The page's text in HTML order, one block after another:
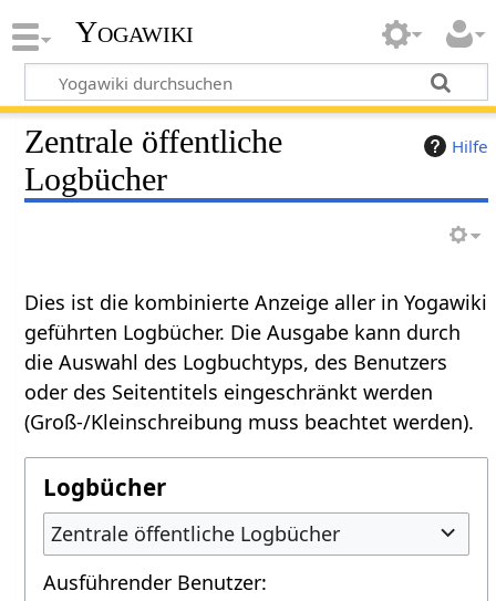
Yogawiki
Hilfe
Zentrale öffentliche
Logbücher
Dies ist die kombinierte Anzeige aller in Yogawiki
geführten Logbücher. Die Ausgabe kann durch
die Auswahl des Logbuchtyps, des Benutzers
oder des Seitentitels eingeschränkt werden
(Groß-/Kleinschreibung muss beachtet werden).
Logbücher
Zentrale öffentliche Logbücher
Ausführender Benutzer: